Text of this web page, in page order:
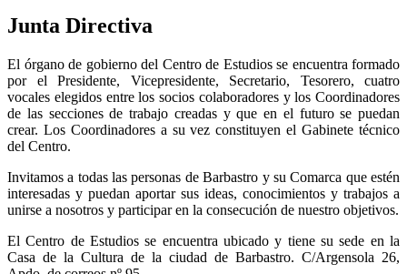
Junta Directiva
El órgano de gobierno del Centro de Estudios se encuentra formado
por el Presidente, Vicepresidente, Secretario, Tesorero, cuatro
vocales elegidos entre los socios colaboradores y los Coordinadores
de las secciones de trabajo creadas y que en el futuro se puedan
crear. Los Coordinadores a su vez constituyen el Gabinete técnico
del Centro.
Invitamos a todas las personas de Barbastro y su Comarca que estén
interesadas y puedan aportar sus ideas, conocimientos y trabajos a
unirse a nosotros y participar en la consecución de nuestro objetivos.
El Centro de Estudios se encuentra ubicado y tiene su sede en la
Casa de la Cultura de la ciudad de Barbastro. C/Argensola 26,